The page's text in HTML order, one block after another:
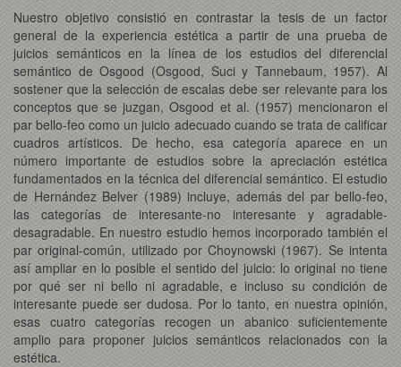
Nuestro objetivo consistió en contrastar la tesis de un factor
general de la experiencia estética a partir de una prueba de
juicios semánticos en la línea de los estudios del diferencial
semántico de Osgood (Osgood, Suci y Tannebaum, 1957). Al
sostener que la selección de escalas debe ser relevante para los
conceptos que se juzgan, Osgood et al. (1957) mencionaron el
par bello-feo como un juicio adecuado cuando se trata de calificar
cuadros artísticos. De hecho, esa categoría aparece en un
número importante de estudios sobre la apreciación estética
fundamentados en la técnica del diferencial semántico. El estudio
de Hernández Belver (1989) incluye, además del par bello-feo,
las categorías de interesante-no interesante y agradable-
desagradable. En nuestro estudio hemos incorporado también el
par original-común, utilizado por Choynowski (1967). Se intenta
así ampliar en lo posible el sentido del juicio: lo original no tiene
por qué ser ni bello ni agradable, e incluso su condición de
interesante puede ser dudosa. Por lo tanto, en nuestra opinión,
esas cuatro categorías recogen un abanico suficientemente
amplio para proponer juicios semánticos relacionados con la
estética.